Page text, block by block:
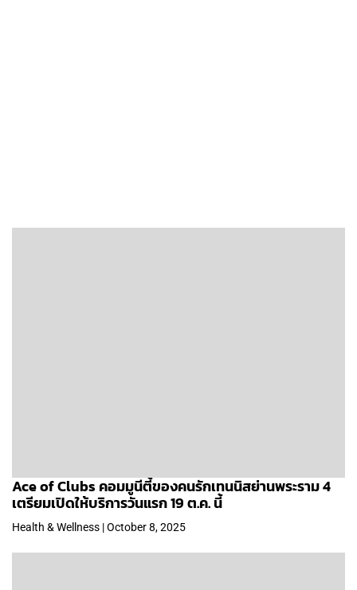
Ace of Clubs คอมมูนีตี้ของคนรักเทนนิสย่านพระราม 4
เตรียมเปิดให้บริการวันแรก 19 ต.ค. นี้
Health & Wellness | October 8, 2025